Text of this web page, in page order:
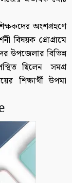
অংশগ্রহণে
বিষয়ক প্রোগ্রামে
উপজেলার বিভিন্ন
ছিলেন। সমগ্র
শিক্ষার্থী উপমা